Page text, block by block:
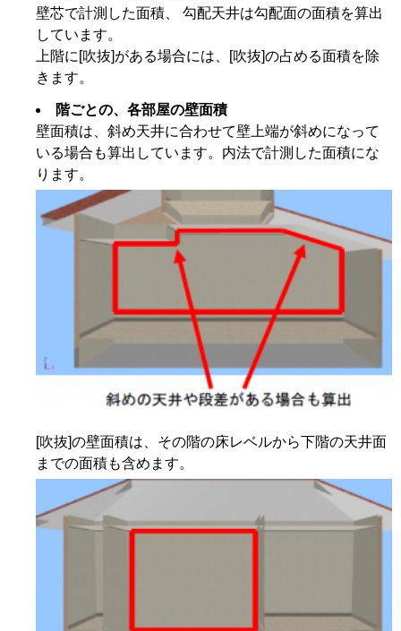
壁芯で計測した面積、 勾配天井は勾配面の面積を算出
しています。
上階に[吹抜]がある場合には、[吹抜]の占める面積を除
きます。
階ごとの、各部屋の壁面積
壁面積は、斜め天井に合わせて壁上端が斜めになって
いる場合も算出しています。内法で計測した面積にな
ります。
[吹抜]の壁面積は、その階の床レベルから下階の天井面
までの面積も含めます。